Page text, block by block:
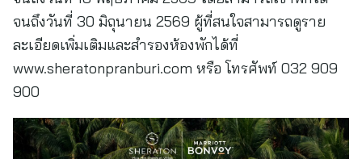
จนถึงวันที่ 30 มิถุนายน 2569 ผู้ที่สนใจสามารถดูราย
ละเอียดเพิ่มเติมและสำรองห้องพักได้ที่
www.sheratonpranburi.com หรือ โทรศัพท์ 032 909
900